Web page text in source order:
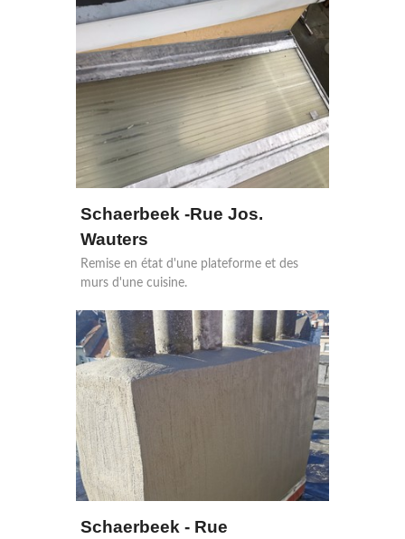
Schaerbeek -Rue Jos.
Wauters
Remise en état d'une plateforme et des
murs d'une cuisine.
Schaerbeek - Rue